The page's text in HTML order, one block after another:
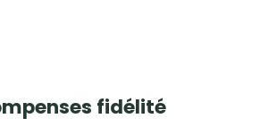
fidélité